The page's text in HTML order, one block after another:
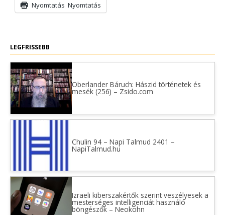
Nyomtatás Nyomtatás
LEGFRISSEBB
Oberlander Báruch: Hászid történetek és
mesék (256) – Zsido.com
Chulin 94 – Napi Talmud 2401 –
NapiTalmud.hu
Izraeli kiberszakértők szerint veszélyesek a
mesterséges intelligenciát használó
böngészők – Neokohn